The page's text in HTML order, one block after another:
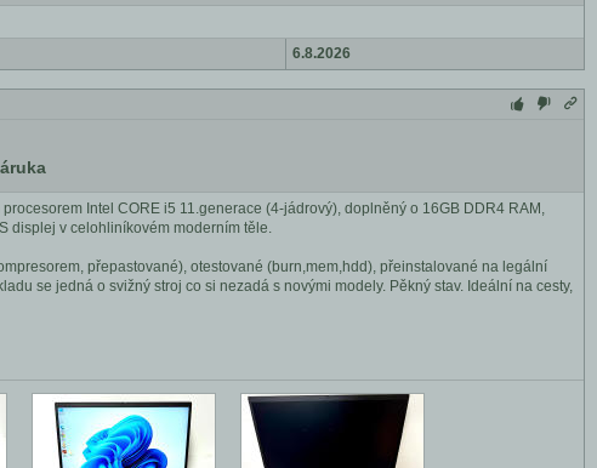
6.8.2026
Intel CORE i5 11.generace (4-jádrový), doplněný o 16GB DDR4 RAM,
displej v celohliníkovém moderním těle.
přepastované), otestované (burn,mem,hdd), přeinstalované na legální
se jedná o svižný stroj co si nezadá s novými modely. Pěkný stav. Ideální na cesty,